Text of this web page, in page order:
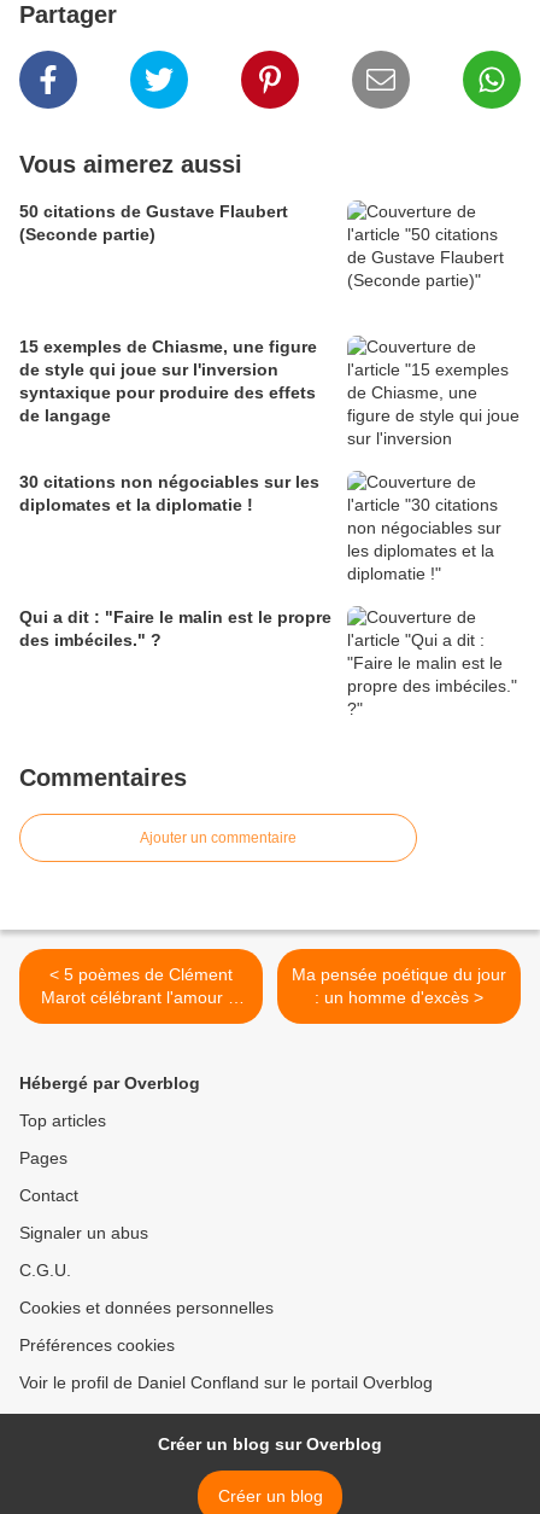
Partager
Vous aimerez aussi
50 citations de Gustave Flaubert
(Seconde partie)
15 exemples de Chiasme, une figure
de style qui joue sur l'inversion
syntaxique pour produire des effets
de langage
30 citations non négociables sur les
diplomates et la diplomatie !
Qui a dit : "Faire le malin est le propre
des imbéciles." ?
Commentaires
Ajouter un commentaire
< 5 poèmes de Clément
Marot célébrant l'amour et
la gaillardise
Ma pensée poétique du jour
: un homme d'excès >
Hébergé par Overblog
Top articles
Pages
Contact
Signaler un abus
C.G.U.
Cookies et données personnelles
Préférences cookies
Voir le profil de Daniel Confland sur le portail Overblog
Créer un blog sur Overblog
Créer un blog